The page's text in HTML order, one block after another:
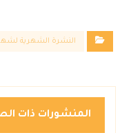
النشرة الشهرية لشهر ١٢
المنشورات ذات